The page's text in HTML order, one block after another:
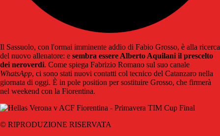
Il Sassuolo, con l'ormai imminente addio di Fabio Grosso, è alla ricerca
del nuovo allenatore: e sembra essere Alberto Aquilani il prescelto
dei neroverdi. Come spiega Fabrizio Romano sul suo canale
WhatsApp, ci sono stati nuovi contatti col tecnico del Catanzaro nella
giornata di oggi. È in pole position per sostituire Grosso, che firmerà
nel weekend con la Fiorentina.
© RIPRODUZIONE RISERVATA